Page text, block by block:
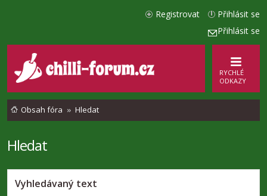
Přihlásit se
Přihlásit se
Registrovat
RYCHLÉ
ODKAZY
Obsah fóra Hledat
Hledat
Vyhledávaný text